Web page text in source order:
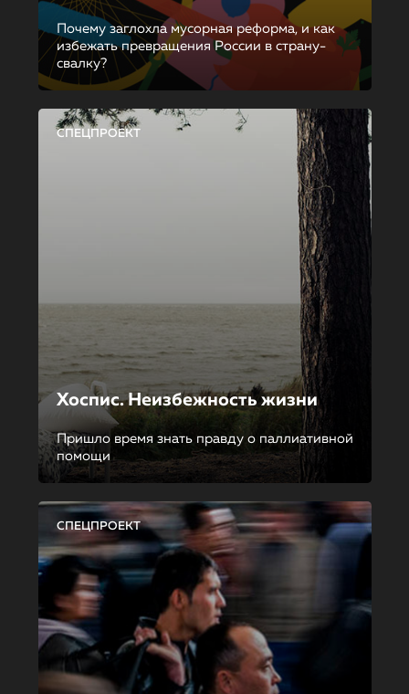
Почему заглохла мусорная реформа, и как
избежать превращения России в страну-
свалку?
СПЕЦПРОЕКТ
Хоспис. Неизбежность жизни
Пришло время знать правду о паллиативной
помощи
СПЕЦПРОЕКТ